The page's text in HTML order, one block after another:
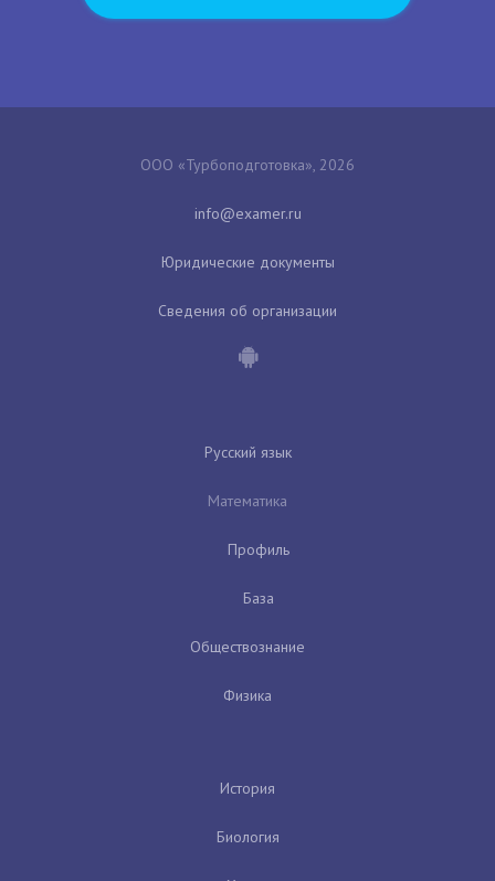
ООО «Турбоподготовка», 2026
Юридические документы
Сведения об организации
Русский язык
Математика
Профиль
База
Обществознание
Физика
История
Биология